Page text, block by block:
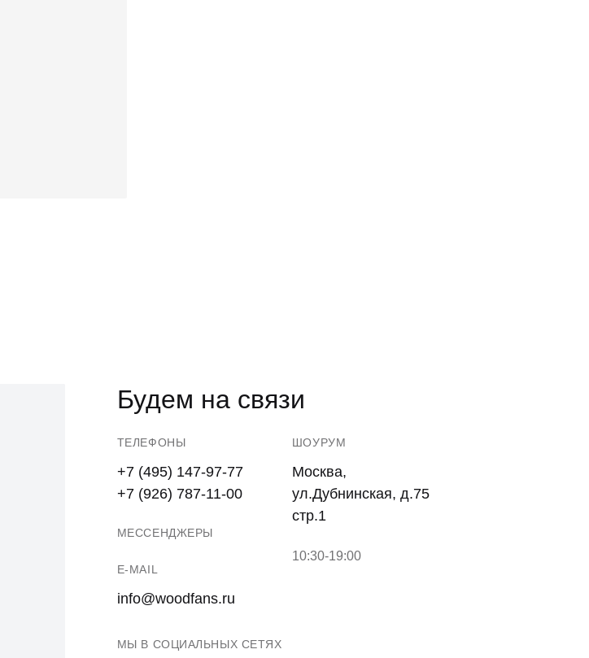
Будем на связи
ТЕЛЕФОНЫ
+7 (495) 147-97-77
+7 (926) 787-11-00
МЕССЕНДЖЕРЫ
E-MAIL
info@woodfans.ru
ШОУРУМ
Москва,
ул.Дубнинская, д.75
стр.1
10:30-19:00
МЫ В СОЦИАЛЬНЫХ СЕТЯХ